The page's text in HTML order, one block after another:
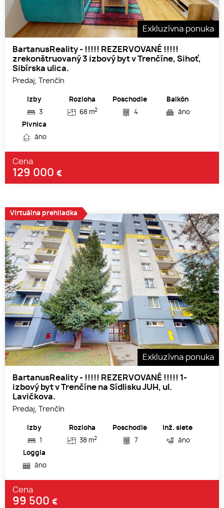
Exkluzívna ponuka
BartanusReality - !!!!! REZERVOVANÉ !!!!!
zrekonštruovaný 3 izbový byt v Trenčíne, Sihoť,
Sibírska ulica.
Predaj, Trenčín
Izby
3
Rozloha
68 m2
Poschodie
4
Balkón
áno
Pivnica
áno
Cena
129 000 €
Exkluzívna ponuka
BartanusReality - !!!!! REZERVOVANÉ !!!!! 1-
izbový byt v Trenčíne na Sídlisku JUH, ul.
Lavičkova.
Predaj, Trenčín
Izby
1
Rozloha
38 m2
Poschodie
7
Inž. siete
áno
Loggia
áno
Cena
99 500 €
Virtuálna prehliadka